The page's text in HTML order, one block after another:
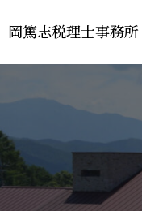
岡篤志税理士事務所